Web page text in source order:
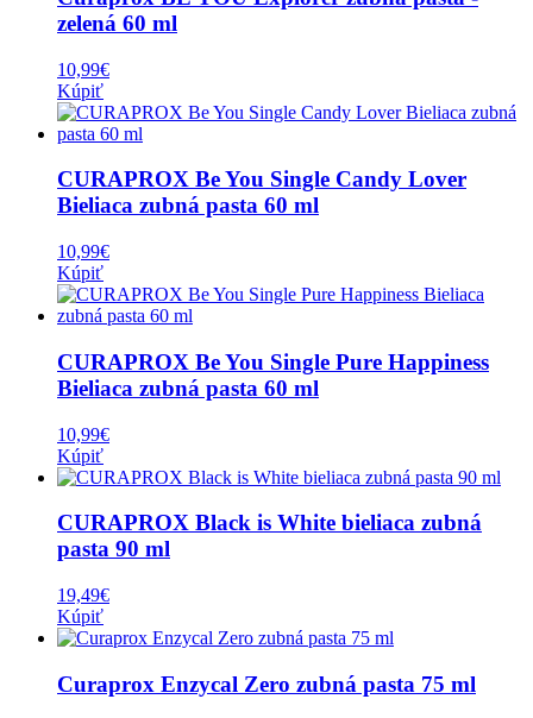
zelená 60 ml
10,99€
Kúpiť
CURAPROX Be You Single Candy Lover
Bieliaca zubná pasta 60 ml
10,99€
Kúpiť
CURAPROX Be You Single Pure Happiness
Bieliaca zubná pasta 60 ml
10,99€
Kúpiť
CURAPROX Black is White bieliaca zubná
pasta 90 ml
19,49€
Kúpiť
Curaprox Enzycal Zero zubná pasta 75 ml